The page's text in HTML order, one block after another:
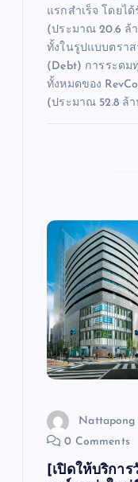
แรกสำเร็จ โดยไ
(ประมาณ 20.6 ล้
ทั้งในรูปแบบตรา
(Debt) การระดม
ทั้งหมดของ
(ประมาณ 52.8 ล้
Nattapong
0 Comments
[เปิดให้บริกา